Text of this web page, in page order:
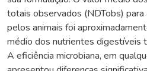
totais observados (NDTobs) para
pelos animais foi
médio dos nutrientes digestíveis
A eficiência microbiana, em